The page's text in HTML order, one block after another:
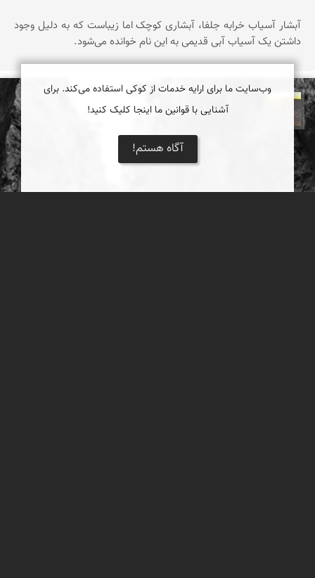
آبشار آسیاب خرابه جلفا، آبشاری کوچک اما زیباست که به دلیل وجود
داشتن یک آسیاب آبی قدیمی به این نام خوانده می‌شود.
مهدی مخلصیان
وب‌سایت ما برای ارایه خدمات از کوکی استفاده می‌کند. برای
آشنایی با قوانین ما اینجا کلیک کنید!
آگاه هستم!